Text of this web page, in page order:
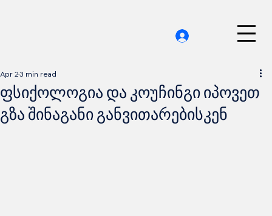
ფსიქოლოგია და კოუჩინგი იპოვეთ
გზა შინაგანი განვითარებისკენ
Apr 23 min read